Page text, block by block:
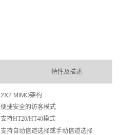
特性及描述
2X2 MIMO架构
便捷安全的访客模式
支持HT20/HT40模式
支持自动信道选择或手动信道选择